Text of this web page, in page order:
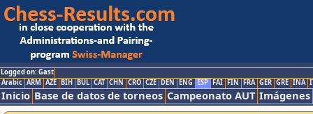
Logged on: Gast
Arabic ARM AZE BIH BUL CAT CHN CRO CZE DEN ENG ESP FAI FIN FRA GER GRE INA
Inicio Base de datos de torneos Campeonato AUT Imágenes